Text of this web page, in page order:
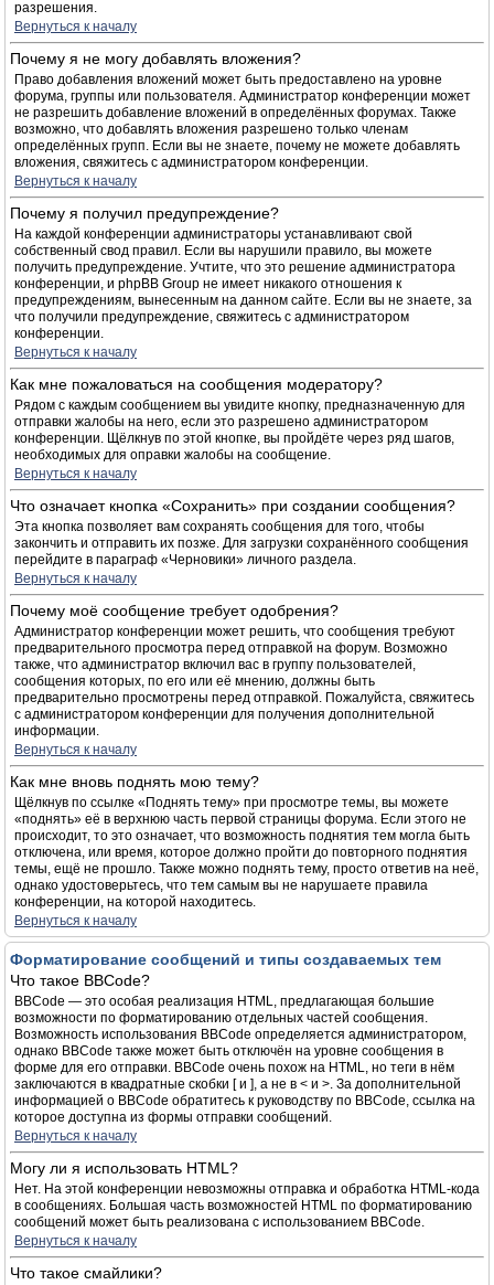
разрешения.
Вернуться к началу
Почему я не могу добавлять вложения?
Право добавления вложений может быть предоставлено на уровне
форума, группы или пользователя. Администратор конференции может
не разрешить добавление вложений в определённых форумах. Также
возможно, что добавлять вложения разрешено только членам
определённых групп. Если вы не знаете, почему не можете добавлять
вложения, свяжитесь с администратором конференции.
Вернуться к началу
Почему я получил предупреждение?
На каждой конференции администраторы устанавливают свой
собственный свод правил. Если вы нарушили правило, вы можете
получить предупреждение. Учтите, что это решение администратора
конференции, и phpBB Group не имеет никакого отношения к
предупреждениям, вынесенным на данном сайте. Если вы не знаете, за
что получили предупреждение, свяжитесь с администратором
конференции.
Вернуться к началу
Как мне пожаловаться на сообщения модератору?
Рядом с каждым сообщением вы увидите кнопку, предназначенную для
отправки жалобы на него, если это разрешено администратором
конференции. Щёлкнув по этой кнопке, вы пройдёте через ряд шагов,
необходимых для оправки жалобы на сообщение.
Вернуться к началу
Что означает кнопка «Сохранить» при создании сообщения?
Эта кнопка позволяет вам сохранять сообщения для того, чтобы
закончить и отправить их позже. Для загрузки сохранённого сообщения
перейдите в параграф «Черновики» личного раздела.
Вернуться к началу
Почему моё сообщение требует одобрения?
Администратор конференции может решить, что сообщения требуют
предварительного просмотра перед отправкой на форум. Возможно
также, что администратор включил вас в группу пользователей,
сообщения которых, по его или её мнению, должны быть
предварительно просмотрены перед отправкой. Пожалуйста, свяжитесь
с администратором конференции для получения дополнительной
информации.
Вернуться к началу
Как мне вновь поднять мою тему?
Щёлкнув по ссылке «Поднять тему» при просмотре темы, вы можете
«поднять» её в верхнюю часть первой страницы форума. Если этого не
происходит, то это означает, что возможность поднятия тем могла быть
отключена, или время, которое должно пройти до повторного поднятия
темы, ещё не прошло. Также можно поднять тему, просто ответив на неё,
однако удостоверьтесь, что тем самым вы не нарушаете правила
конференции, на которой находитесь.
Вернуться к началу
Форматирование сообщений и типы создаваемых тем
Что такое BBCode?
BBCode — это особая реализация HTML, предлагающая большие
возможности по форматированию отдельных частей сообщения.
Возможность использования BBCode определяется администратором,
однако BBCode также может быть отключён на уровне сообщения в
форме для его отправки. BBCode очень похож на HTML, но теги в нём
заключаются в квадратные скобки [ и ], а не в < и >. За дополнительной
информацией о BBCode обратитесь к руководству по BBCode, ссылка на
которое доступна из формы отправки сообщений.
Вернуться к началу
Могу ли я использовать HTML?
Нет. На этой конференции невозможны отправка и обработка HTML-кода
в сообщениях. Большая часть возможностей HTML по форматированию
сообщений может быть реализована с использованием BBCode.
Вернуться к началу
Что такое смайлики?